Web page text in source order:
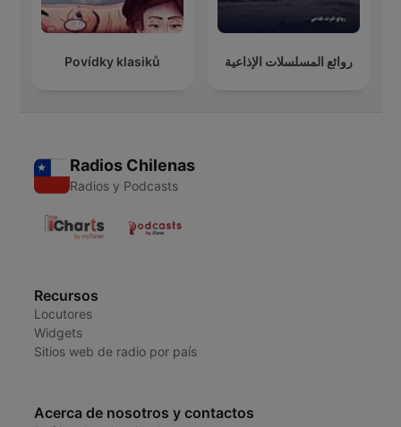
Povídky klasiků روائع المسلسلات الإذاعية
Radios Chilenas
Radios y Podcasts
Recursos
Locutores
Widgets
Sitios web de radio por país
Acerca de nosotros y contactos